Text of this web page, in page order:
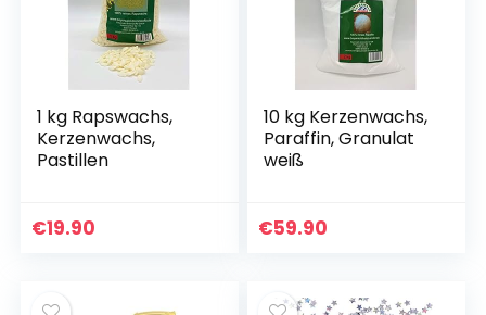
1 kg Rapswachs,
Kerzenwachs,
Pastillen
€19.90
10 kg Kerzenwachs,
Paraffin, Granulat
weiß
€59.90